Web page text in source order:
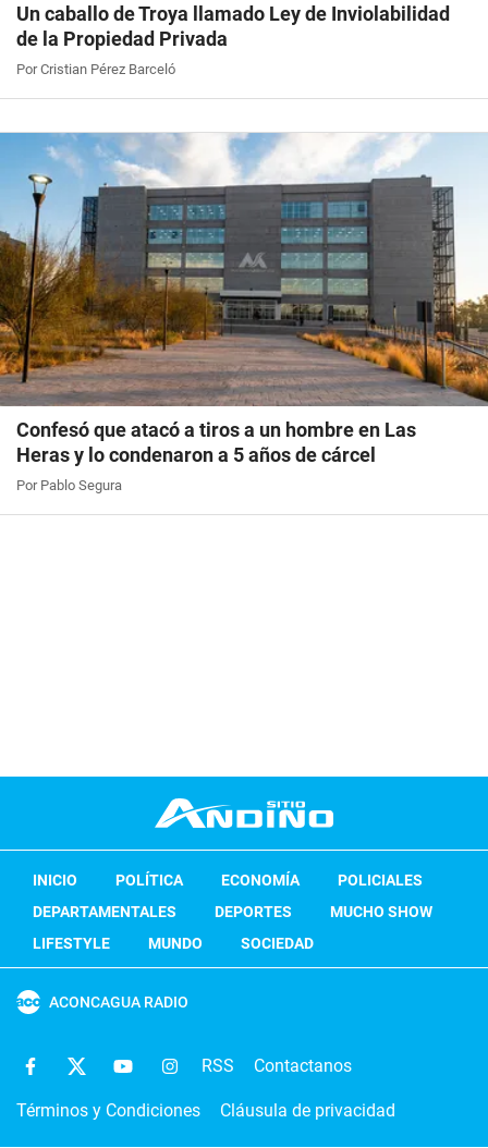
Un caballo de Troya llamado Ley de Inviolabilidad
de la Propiedad Privada
Por Cristian Pérez Barceló
Confesó que atacó a tiros a un hombre en Las
Heras y lo condenaron a 5 años de cárcel
Por Pablo Segura
INICIO POLÍTICA ECONOMÍA
POLICIALES
DEPARTAMENTALES
DEPORTES
MUCHO SHOW
LIFESTYLE
MUNDO SOCIEDAD
ACONCAGUA RADIO
RSS Contactanos
Términos y Condiciones Cláusula de privacidad